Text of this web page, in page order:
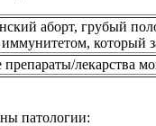
аборт, грубый
который
лекарства
патологии: